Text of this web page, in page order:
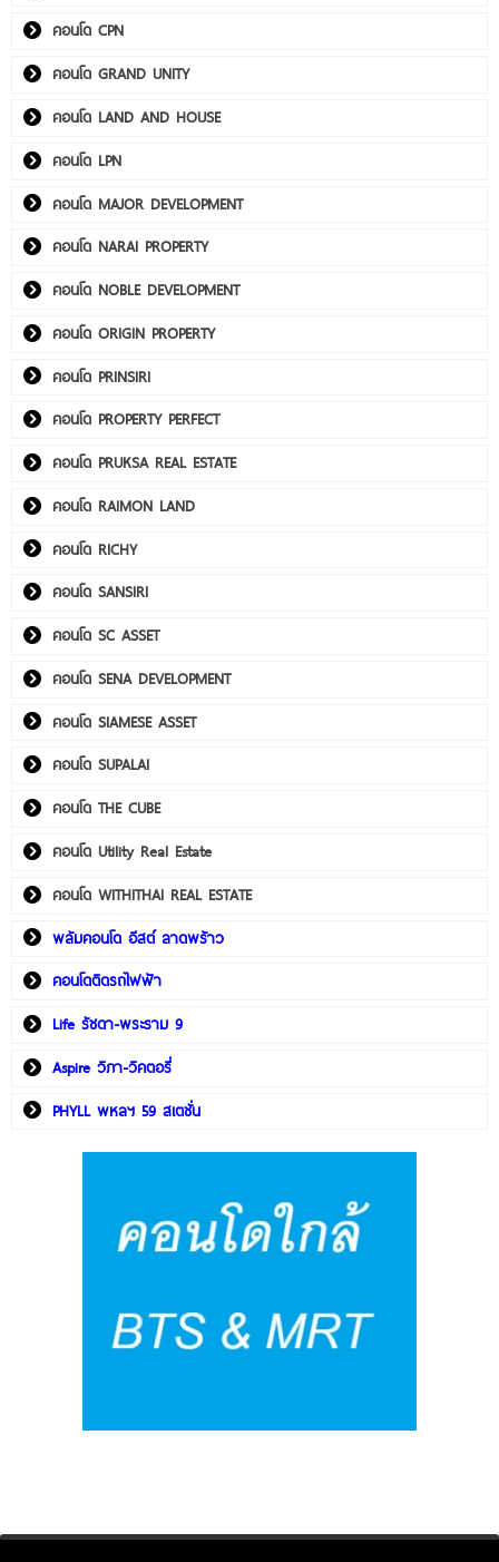
คอนโด CPN
คอนโด GRAND UNITY
คอนโด LAND AND HOUSE
คอนโด LPN
คอนโด MAJOR DEVELOPMENT
คอนโด NARAI PROPERTY
คอนโด NOBLE DEVELOPMENT
คอนโด ORIGIN PROPERTY
คอนโด PRINSIRI
คอนโด PROPERTY PERFECT
คอนโด PRUKSA REAL ESTATE
คอนโด RAIMON LAND
คอนโด RICHY
คอนโด SANSIRI
คอนโด SC ASSET
คอนโด SENA DEVELOPMENT
คอนโด SIAMESE ASSET
คอนโด SUPALAI
คอนโด THE CUBE
คอนโด Utility Real Estate
คอนโด WITHITHAI REAL ESTATE
พลัมคอนโด อีสต์ ลาดพร้าว
คอนโดติดรถไฟฟ้า
Life รัชดา-พระราม 9
Aspire วิภา-วิคตอรี่
PHYLL พหลฯ 59 สเตชั่น